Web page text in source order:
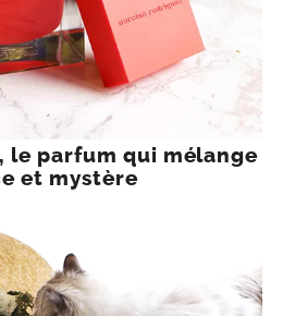
le parfum qui mélange
et mystère